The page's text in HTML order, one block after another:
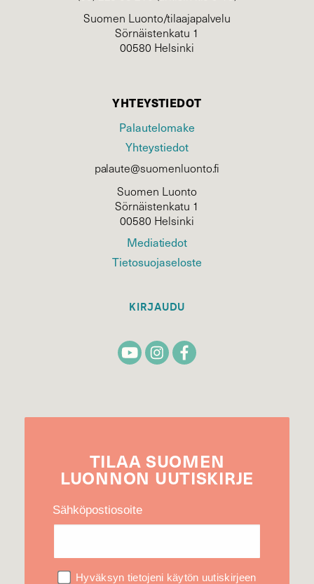
Suomen Luonto/tilaajapalvelu
Sörnäistenkatu 1
00580 Helsinki
YHTEYSTIEDOT
Palautelomake
Yhteystiedot
palaute@suomenluonto.fi
Suomen Luonto
Sörnäistenkatu 1
00580 Helsinki
Mediatiedot
Tietosuojaseloste
KIRJAUDU
TILAA SUOMEN
LUONNON UUTIS­KIRJE
Sähköpostiosoite
Hyväksyn tietojeni käytön uutiskirjeen